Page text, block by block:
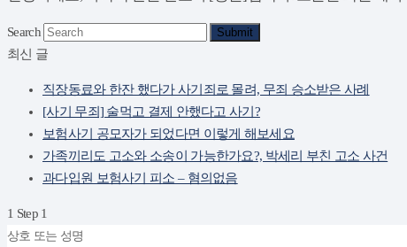
Search Submit
최신 글
직장동료와 한잔 했다가 사기죄로 몰려, 무죄 승소받은 사례
[사기 무죄] 술먹고 결제 안했다고 사기?
보험사기 공모자가 되었다면 이렇게 해보세요
가족끼리도 고소와 소송이 가능한가요?, 박세리 부친 고소 사건
과다입원 보험사기 피소 – 혐의없음
1 Step 1
상호 또는 성명